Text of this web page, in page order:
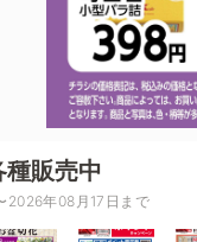
販売中
2026年08月17日まで